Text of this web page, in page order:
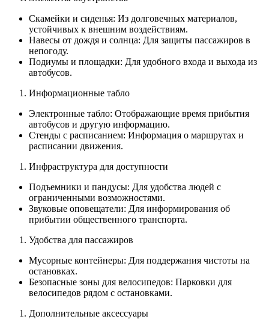
Скамейки и сиденья: Из долговечных материалов,
устойчивых к внешним воздействиям.
Навесы от дождя и солнца: Для защиты пассажиров в
непогоду.
Подиумы и площадки: Для удобного входа и выхода из
автобусов.
Информационные табло
Электронные табло: Отображающие время прибытия
автобусов и другую информацию.
Стенды с расписанием: Информация о маршрутах и
расписании движения.
Инфраструктура для доступности
Подъемники и пандусы: Для удобства людей с
ограниченными возможностями.
Звуковые оповещатели: Для информирования об
прибытии общественного транспорта.
Удобства для пассажиров
Мусорные контейнеры: Для поддержания чистоты на
остановках.
Безопасные зоны для велосипедов: Парковки для
велосипедов рядом с остановками.
Дополнительные аксессуары